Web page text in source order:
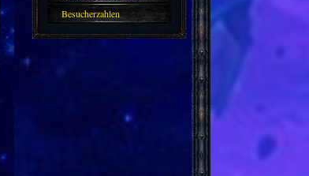
Besucherzahlen